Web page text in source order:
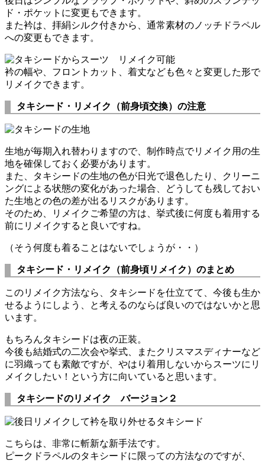
ド・ポケットに変更もできます。
また衿は、拝絹シルク付きから、通常素材のノッチドラペル
への変更もできます。
衿の幅や、フロントカット、着丈なども色々と変更した形で
リメイクできます。
タキシード・リメイク（前身頃交換）の注意
生地が毎期入れ替わりますので、制作時点でリメイク用の生
地を確保しておく必要があります。
また、タキシードの生地の色が日光で退色したり、クリーニ
ングによる状態の変化があった場合、どうしても残しておい
た生地との色の差が出るリスクがあります。
そのため、リメイクご希望の方は、挙式後に何度も着用する
前にリメイクすると良いですね。
（そう何度も着ることはないでしょうが・・）
タキシード・リメイク（前身頃リメイク）のまとめ
このリメイク方法なら、タキシードを仕立てて、今後も生か
せるようにしよう、と考えるのならば良いのではないかと思
います。
もちろんタキシードは夜の正装。
今後も結婚式の二次会や挙式、またクリスマスディナーなど
に羽織っても素敵ですが、やはり着用しないからスーツにリ
メイクしたい！という方に向いていると思います。
タキシードのリメイク バージョン２
こちらは、非常に斬新な新手法です。
ピークドラペルのタキシードに限っての方法なのですが、